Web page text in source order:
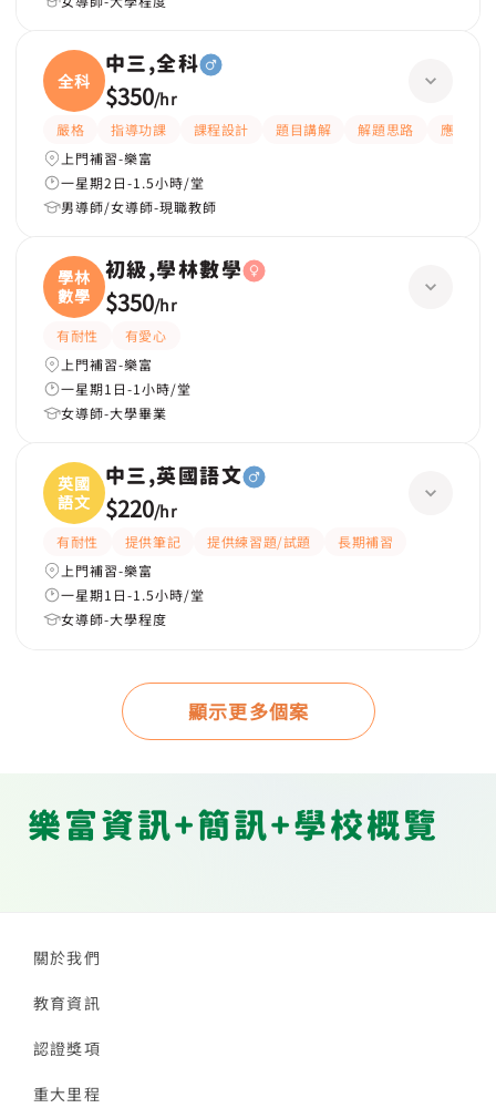
全科
中三,全科
$350/hr
嚴格 指導功課 課程設計 題目講解 解題思路
應試策略
上門補習-樂富
一星期2日-1.5小時/堂
男導師/女導師-現職教師
學林
數學
初級,學林數學
$350/hr
有耐性
有愛心
上門補習-樂富
一星期1日-1小時/堂
女導師-大學畢業
英國
語文
中三,英國語文
$220/hr
有耐性 提供筆記 提供練習題/試題
長期補習
上門補習-樂富
一星期1日-1.5小時/堂
女導師-大學程度
顯示更多個案
樂富資訊+簡訊+學校概覽
關於我們
教育資訊
認證獎項
重大里程